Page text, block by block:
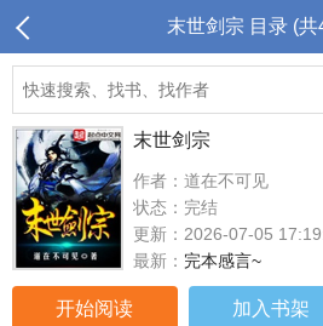
末世剑宗 目录 (共
末世剑宗
作者：道在不可见
状态：完结
更新：2026-07-05
最新： 完本感言~
开始阅读 加入书架